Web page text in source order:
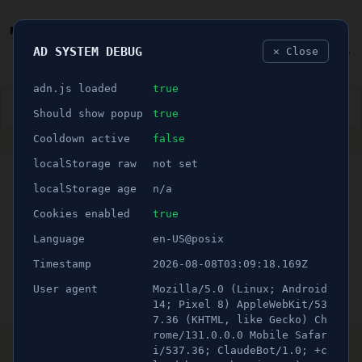
👮🏻‍♂️ BLÅLJUS ÅSIKTER SPORT
ANNONS
Stjärnan Kennedy
Bakircioglu släpper eget
klädmärke
Publicerad 5 juni 2021 02:00
Uppdaterad 16 juni 2026 23:29
Södertäljsonen, Kennedy Bakircioglu, gick ut
AD SYSTEM DEBUG ✕ Close
adn.js loaded true
Should show popup true
Cooldown active false
localStorage raw not set
localStorage age n/a
Cookies enabled true
Language en-US@posix
Timestamp 2026-08-08T03:09:18.169Z
User agent
Mozilla/5.0 (Linux; Android
14; Pixel 8) AppleWebKit/53
7.36 (KHTML, like Gecko) Ch
rome/131.0.0.0 Mobile Safar
i/537.36; ClaudeBot/1.0; +c